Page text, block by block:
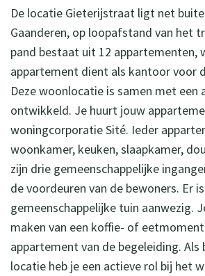
De locatie Gieterijstraat ligt net
Gaanderen, op loopafstand van het
pand bestaat uit 12 appartementen,
appartement dient als kantoor voor
Deze woonlocatie is samen met een
ontwikkeld. Je huurt jouw
woningcorporatie Sité. Ieder
woonkamer, keuken, slaapkamer,
zijn drie gemeenschappelijke
de voordeuren van de bewoners. Er
gemeenschappelijke tuin aanwezig.
maken van een koffie- of
appartement van de begeleiding. Als
locatie heb je een actieve rol bij het